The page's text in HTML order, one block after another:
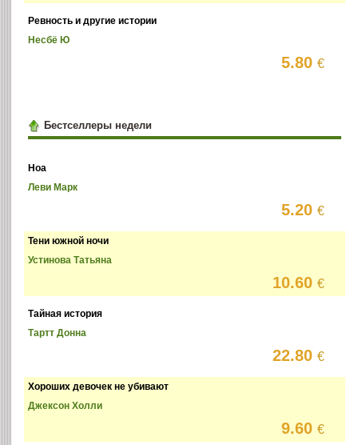
Ревность и другие истории
Несбё Ю
5.80€
Бестселлеры недели
Ноа
Леви Марк
5.20€
Тени южной ночи
Устинова Татьяна
10.60€
Тайная история
Тартт Донна
22.80€
Хороших девочек не убивают
Джексон Холли
9.60€